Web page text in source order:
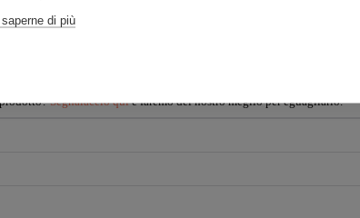
Segnalacelo quie faremo del nostro meglio per eguagliarlo.
di più